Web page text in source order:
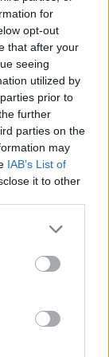
for
opt-out
that after your
seeing
utilized by
prior to
further
parties on the
may
IAB’s List of
it to other